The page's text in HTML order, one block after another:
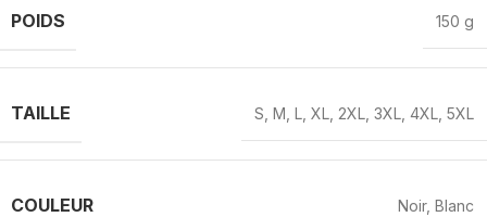
POIDS
150 g
TAILLE S M L XL 2XL 3XL 4XL 5XL
COULEUR Noir, Blanc